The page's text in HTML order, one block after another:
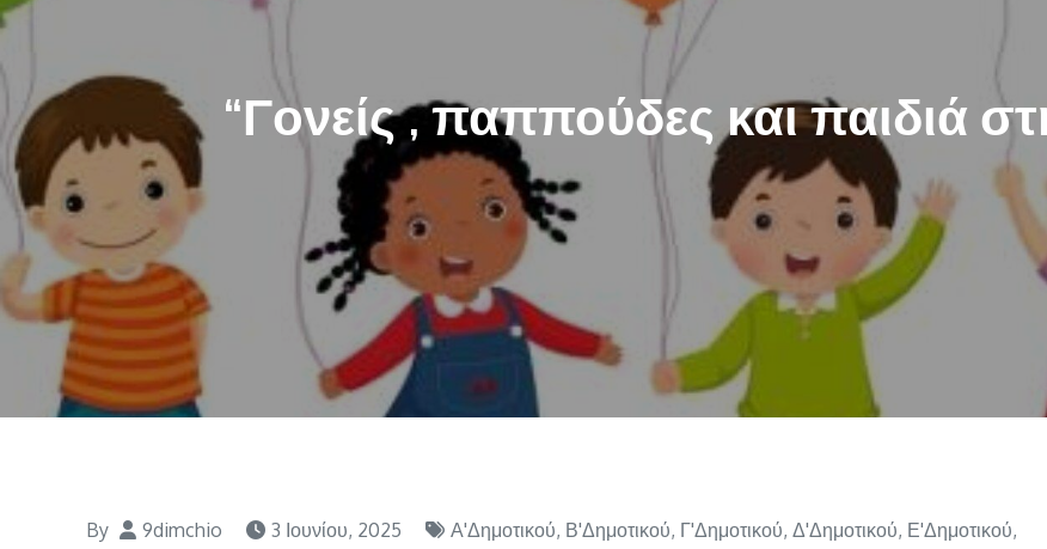
“Γονείς , παππούδες και παιδιά
By 9dimchio 3 Ιουνίου, 2025 Α'Δημοτικού, Β'Δημοτικού, Γ'Δημοτικού, Δ'Δημοτικού, Ε'Δημοτικού,